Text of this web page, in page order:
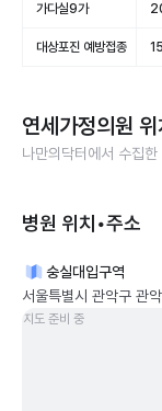
가다실9가
대상포진 예방접종
연세가정의원 위
나만의닥터에서 수집한
병원 위치•주소
숭실대입구역
서울특별시 관악구 관
지도 준비 중